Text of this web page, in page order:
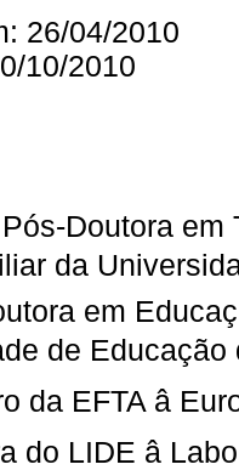
26/04/2010
10/2010
Doutora em
da
em
de Educação
da EFTA â
do LIDE â